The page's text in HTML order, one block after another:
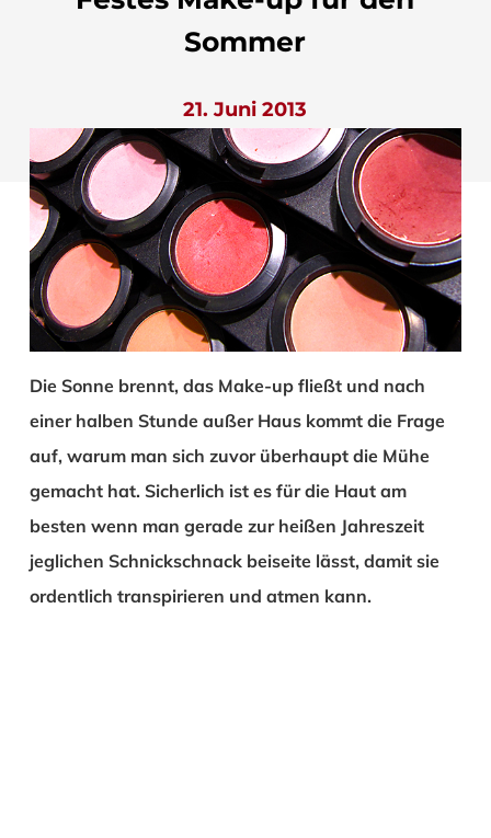
Sommer
21. Juni 2013
Die Sonne brennt, das Make-up fließt und nach
einer halben Stunde außer Haus kommt die Frage
auf, warum man sich zuvor überhaupt die Mühe
gemacht hat. Sicherlich ist es für die Haut am
besten wenn man gerade zur heißen Jahreszeit
jeglichen Schnickschnack beiseite lässt, damit sie
ordentlich transpirieren und atmen kann.